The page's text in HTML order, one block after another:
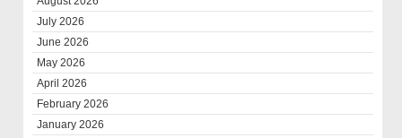
July 2026
June 2026
May 2026
April 2026
February 2026
January 2026